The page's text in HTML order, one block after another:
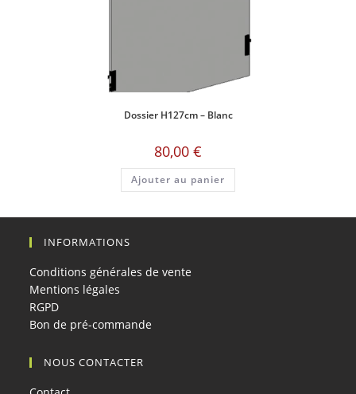
Dossier H127cm – Blanc
80,00 €
Ajouter au panier
INFORMATIONS
Conditions générales de vente
Mentions légales
RGPD
Bon de pré-commande
NOUS CONTACTER